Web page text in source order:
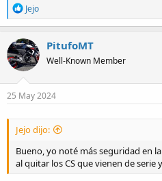
R
e
a
c
t
i
o
n
s
Jejo
PitufoMT
Well-Known Member
25 May 2024
Jejo dijo:
Bueno, yo noté más seguridad en
al quitar los CS que vienen de